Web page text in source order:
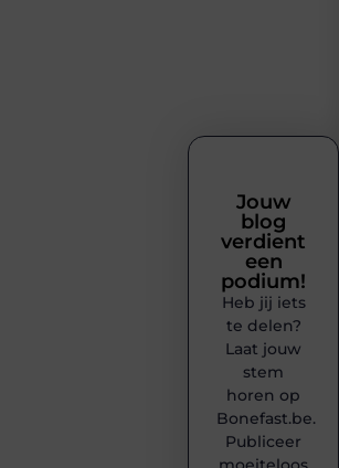
Jouw
blog
verdient
een
podium!
Heb jij iets
te delen?
Laat jouw
stem
horen op
Bonefast.be.
Publiceer